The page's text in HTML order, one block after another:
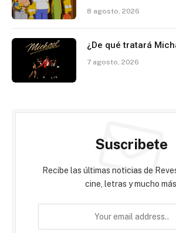
8 agosto, 2026
¿De qué tratará
7 agosto, 2026
Suscribete
Recibe las últimas noticias de
cine, letras y mucho